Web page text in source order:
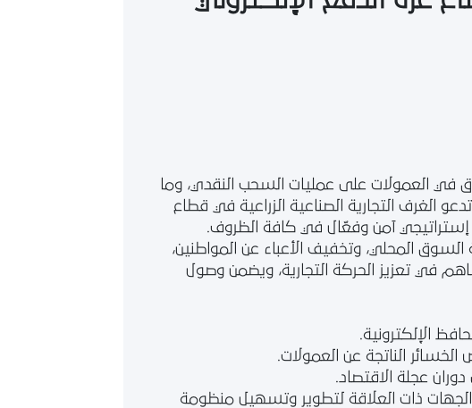
في العمولات على عمليات السحب النقدي، وما
الغرف التجارية الصناعية الزراعية في قطاع
إستراتيجي آمن وفعّال في كافة الظروف.
السوق المحلي، وتخفيف الأعباء عن المواطنين،
في تعزيز الحركة التجارية، ويضمن وصول
الجهات ذات العلاقة لتطوير وتسهيل منظومة